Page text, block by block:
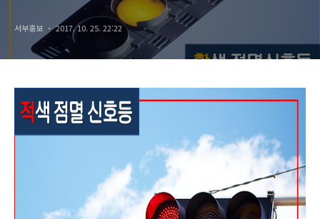
서부홍보 2017. 10. 25. 22:22